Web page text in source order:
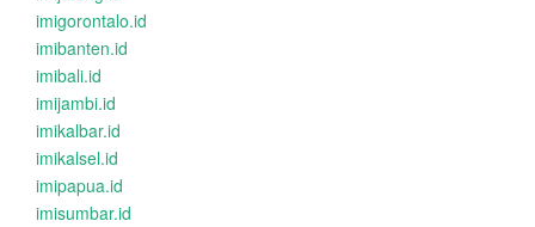
imigorontalo.id
imibanten.id
imibali.id
imijambi.id
imikalbar.id
imikalsel.id
imipapua.id
imisumbar.id